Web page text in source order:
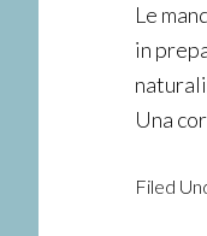
Le
in
Una
Filed